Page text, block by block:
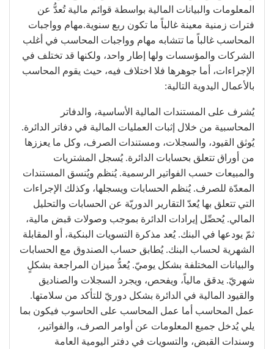
المعلومات والبيانات المالية بواسطة قوائم مالية تُعدُّ عن
فترات زمنية معينة غالباً ما تكون ربع سنوية.مهام وواجبات
المحاسب غالباً ما تتشابه مهام وواجبات المحاسب في أغلب
الشركات والمؤسسات ولها إطار واحد، ولكنها قد تختلف في
الإجراءات، أما جوهرها فلا اختلاف فيه، حيث يقوم المحاسب
بالأعمال اليدوية التالية:
يُشرف على المستندات المالية الأساسية، والدفاتر
المحاسبية من خلال إثبات العمليات المالية في دفاتر الدائرة.
يُوثق القيود، والسجلات، ومستندات الصرف، وكل ما يعززها
من أوراق تتعلق بحسابات الدائرة. يُسجل المشتريات
والمبيعات حسب الفواتير الرسمية. يُنظم ويُنسق المستندات
المعدّة للصرف. يُنظم الحسابات ويسجلها، وكذلك الإجراءات
التي تتعلق بها يُعدّ التقارير الدوريّة عن الحسابات والتحليل
المالي. يُحصِّل إيرادات الدائرة بموجب وصولات قبض مالية،
ثمّ يودعها في البنك. يُعد مذكرة التسويات البنكية، أو المقابلة
الشهرية لحساب البنك. يُطابق حساب الصندوق مع الحسابات
والبيانات المختلفة بشكل يوميّ. يُعدُّ ميزان المراجعة بشكلٍ
شهريّ. يدقق مالياً، ويفحص، ويجرد السجلات والصناديق
والقيود المالية في الدائرة بشكل دوريّ للتأكد من سلامتها.
عمل المحاسب أما عمل المحاسب على الحاسوب فيكون بما
يلي يُدخل جميع المعلومات عن أوامر الصرف، والفواتير،
وسندات القبض، والتسويات في دفتر اليومية العامة